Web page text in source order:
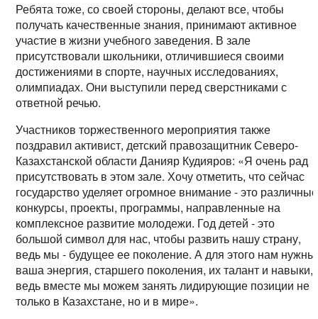
Ребята тоже, со своей стороны, делают все, чтобы
получать качественные знания, принимают активное
участие в жизни учебного заведения. В зале
присутствовали школьники, отличившиеся своими
достижениями в спорте, научных исследованиях,
олимпиадах. Они выступили перед сверстниками с
ответной речью.
Участников торжественного мероприятия также
поздравил активист, детский правозащитник Северо-
Казахстанской области Данияр Кудияров: «Я очень рад
присутствовать в этом зале. Хочу отметить, что сейчас
государство уделяет огромное внимание - это различные
конкурсы, проекты, программы, направленные на
комплексное развитие молодежи. Год детей - это
большой символ для нас, чтобы развить нашу страну,
ведь мы - будущее ее поколение. А для этого нам нужны
ваша энергия, старшего поколения, их талант и навыки,
ведь вместе мы можем занять лидирующие позиции не
только в Казахстане, но и в мире».